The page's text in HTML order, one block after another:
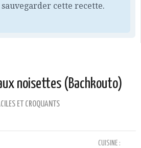
cette recette.
noisettes (Bachkouto)
ET CROQUANTS
CUISINE :